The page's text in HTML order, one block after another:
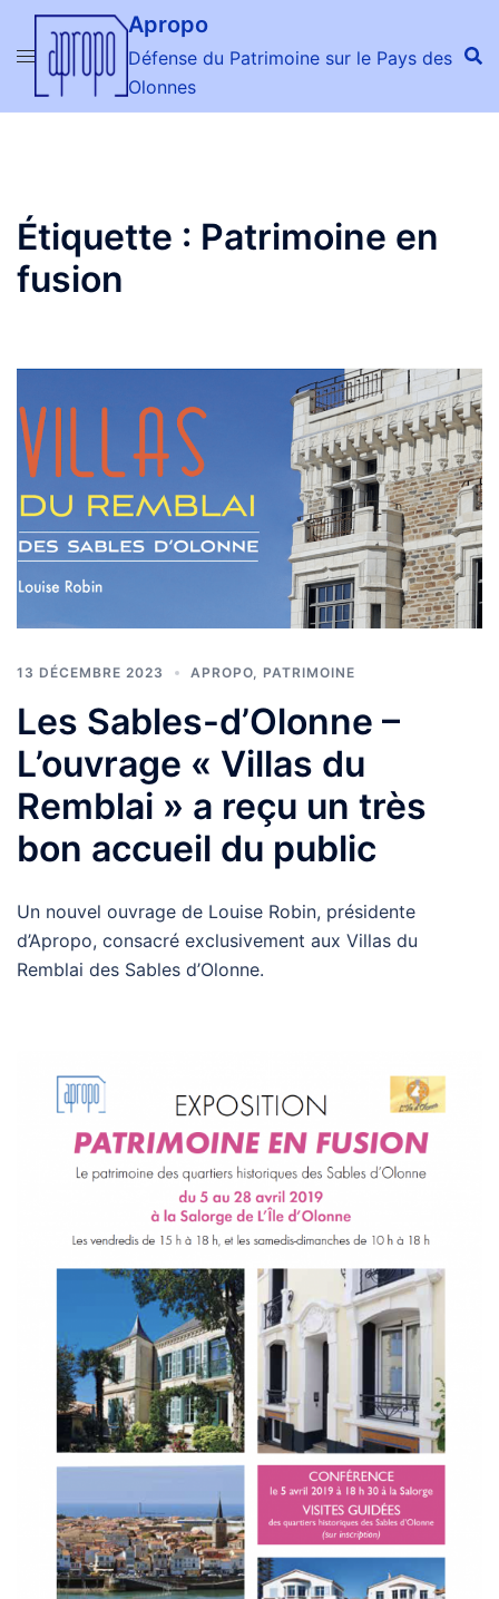
Aller
contenu
Apropo
Défense du Patrimoine sur le Pays des
Olonnes
Étiquette : Patrimoine en
fusion
13 DÉCEMBRE 2023 APROPO PATRIMOINE
Les Sables-d’Olonne –
L’ouvrage « Villas du
Remblai » a reçu un très
bon accueil du public
Un nouvel ouvrage de Louise Robin, présidente
d’Apropo, consacré exclusivement aux Villas du
Remblai des Sables d’Olonne.